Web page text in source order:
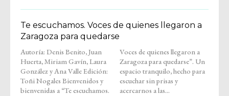
Te escuchamos. Voces de quienes llegaron a
Zaragoza para quedarse
Autoría: Denis Benito, Juan
Huerta, Miriam Gavín, Laura
González y Ana Valle Edición:
Toñi Nogales Bienvenidos y
bienvenidas a “Te escuchamos.
Voces de quienes llegaron a
Zaragoza para quedarse”. Un
espacio tranquilo, hecho para
escuchar sin prisas y
acercarnos a las...